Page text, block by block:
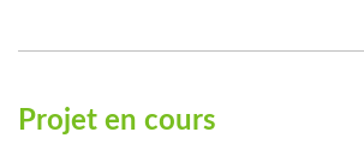
Projet en cours